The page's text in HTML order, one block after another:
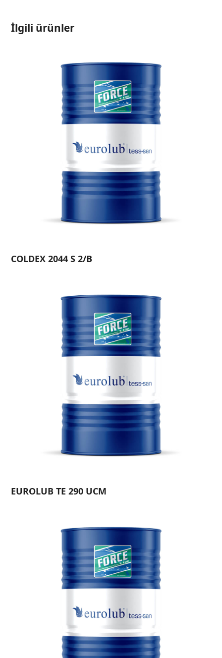
İlgili ürünler
COLDEX 2044 S 2/B
EUROLUB TE 290 UCM